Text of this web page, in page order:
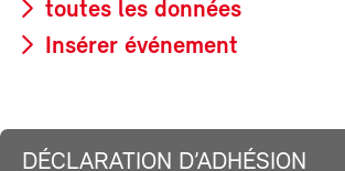
toutes les données
Insérer événement
DÉCLARATION D’ADHÉSION